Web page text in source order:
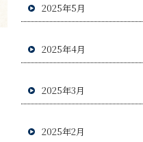
2025年5月
2025年4月
2025年3月
2025年2月